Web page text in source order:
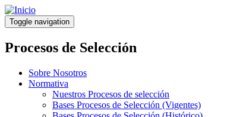
Pasar
al
contenido
principal
Toggle navigation
Procesos de Selección
Sobre Nosotros
Normativa
Nuestros Procesos de selección
Bases Procesos de Selección (Vigentes)